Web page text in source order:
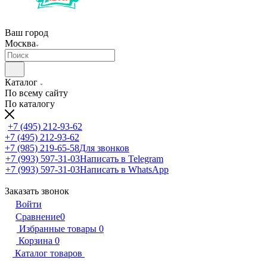
Ваш город
Москва
Каталог
По всему сайту
По каталогу
+7 (495) 212-93-62
+7 (495) 212-93-62
+7 (985) 219-65-58Для звонков
+7 (993) 597-31-03Написать в Telegram
+7 (993) 597-31-03Написать в WhatsApp
Заказать звонок
Войти
Сравнение0
Избранные товары 0
Корзина 0
Каталог товаров